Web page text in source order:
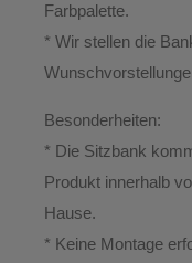
Farbpalette.
* Wir stellen die
Besonderheiten:
* Die Sitzbank
Produkt innerhalb
Hause.
* Keine Montage